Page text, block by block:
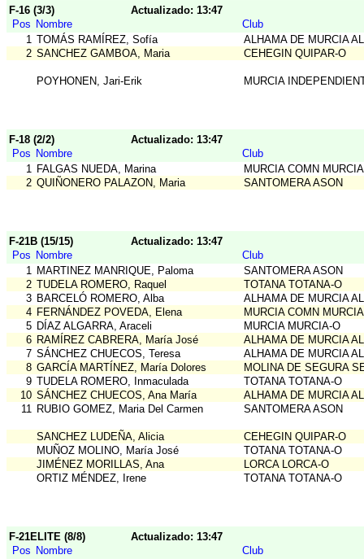
F-16 (3/3)
Actualizado: 13:47
Pos Nombre
Club
1 TOMÁS RAMÍREZ, Sofía
ALHAMA DE MURCIA
2 SANCHEZ GAMBOA, Maria CEHEGIN QUIPAR-O
POYHONEN, Jari-Erik MURCIA
F-18 (2/2)
Actualizado: 13:47
Pos Nombre
Club
1 FALGAS NUEDA, Marina
MURCIA COMN MURCIA
2 QUIÑONERO PALAZON, Maria SANTOMERA ASON
F-21B (15/15)
Actualizado: 13:47
Pos Nombre
Club
1 MARTINEZ MANRIQUE, Paloma
SANTOMERA ASON
2 TUDELA ROMERO, Raquel
TOTANA TOTANA-O
3 BARCELÓ ROMERO, Alba
ALHAMA DE MURCIA
4 FERNÁNDEZ POVEDA, Elena
MURCIA COMN MURCIA
5 DÍAZ ALGARRA, Araceli
MURCIA MURCIA-O
6 RAMÍREZ CABRERA, María José
ALHAMA DE MURCIA
7 SÁNCHEZ CHUECOS, Teresa
ALHAMA DE MURCIA
8 GARCÍA MARTÍNEZ, María Dolores
MOLINA DE SEGURA
9 TUDELA ROMERO, Inmaculada
TOTANA TOTANA-O
10 SÁNCHEZ CHUECOS, Ana María
ALHAMA DE MURCIA
11 RUBIO GOMEZ, Maria Del Carmen SANTOMERA ASON
SANCHEZ LUDEÑA, Alicia
CEHEGIN QUIPAR-O
MUÑOZ MOLINO, María José
TOTANA TOTANA-O
JIMÉNEZ MORILLAS, Ana
LORCA LORCA-O
ORTIZ MÉNDEZ, Irene
TOTANA TOTANA-O
F-21ELITE (8/8)
Actualizado: 13:47
Pos Nombre
Club